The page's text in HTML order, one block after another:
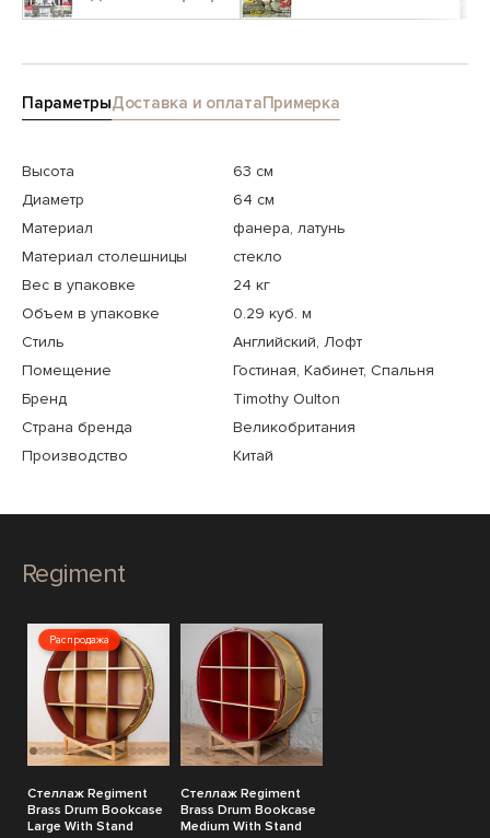
ПараметрыДоставка и оплатаПримерка
Высота
63 см
Диаметр
64 см
Материал
фанера, латунь
Материал столешницы
стекло
Вес в упаковке
24 кг
Объем в упаковке
0.29 куб. м
Стиль
Английский, Лофт
Помещение
Гостиная, Кабинет, Спальня
Бренд
Timothy Oulton
Страна бренда
Великобритания
Производство
Китай
Regiment
Распродажа
Стеллаж Regiment
Brass Drum Bookcase
Large With Stand
Стеллаж Regiment
Brass Drum Bookcase
Medium With Stand